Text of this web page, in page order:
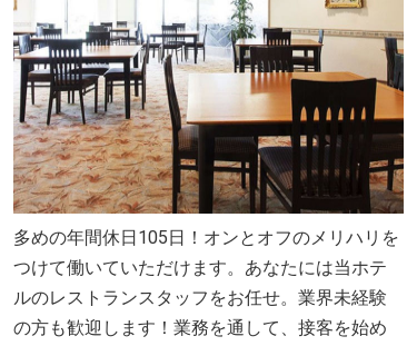
多めの年間休日105日！オンとオフのメリハリを
つけて働いていただけます。あなたには当ホテ
ルのレストランスタッフをお任せ。業界未経験
の方も歓迎します！業務を通して、接客を始め